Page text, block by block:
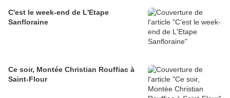
C'est le week-end de L'Etape
Sanfloraine
Ce soir, Montée Christian Rouffiac à
Saint-Flour